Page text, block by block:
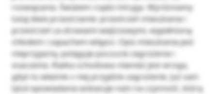
rozwiązania. Światem rządzi intryga. Wyróżniamy
tutaj dwie przestrzenie: przestrzeń mieszkania i
przestrzeń za drzwiami wejściowymi, wypełnioną
chłodem i zapachem wilgoci. Opis mieszkania jest
nieprzyjazny, potęguje poczucie zagrożenia i
osaczenia. Klatka schodowa również jest wroga,
gdyż to właśnie z niej przyjdzie zagrożenie. Już sam
tytuł opowiadania wskazuje nam na czynność, którą